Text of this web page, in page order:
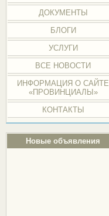
ДОКУМЕНТЫ
БЛОГИ
УСЛУГИ
ВСЕ НОВОСТИ
ИНФОРМАЦИЯ О САЙТЕ
«ПРОВИНЦИАЛЫ»
КОНТАКТЫ
Новые объявления